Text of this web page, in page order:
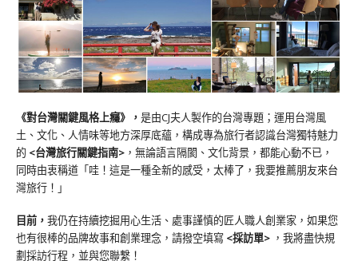
《對台灣關鍵風格上癮》 ， 是由CJ夫人製作的台灣專題；運用台灣風
土、文化、人情味等地方深厚底蘊，構成專為旅行者認識台灣獨特魅力
的 <台灣旅行關鍵指南> ，無論語言隔閡、文化背景，都能心動不已，
同時由衷稱道「哇！這是一種全新的感受，太棒了，我要推薦朋友來台
灣旅行！」
目前， 我仍在持續挖掘用心生活、處事謹慎的匠人職人創業家，如果您
也有很棒的品牌故事和創業理念，請撥空填寫 <採訪單> ，我將盡快規
劃採訪行程，並與您聯繫！